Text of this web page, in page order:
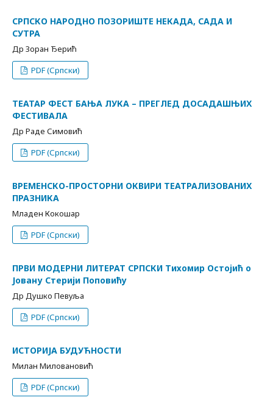
СРПСКО НАРОДНО ПОЗОРИШТЕ НЕКАДА, САДА И
СУТРА
Др Зоран Ђерић
PDF (Српски)
ТЕАТАР ФЕСТ БАЊА ЛУКА – ПРЕГЛЕД ДОСАДАШЊИХ
ФЕСТИВАЛА
Др Раде Симовић
PDF (Српски)
ВРЕМЕНСКО-ПРОСТОРНИ ОКВИРИ ТЕАТРАЛИЗОВАНИХ
ПРАЗНИКА
Младен Кокошар
PDF (Српски)
ПРВИ МОДЕРНИ ЛИТЕРАТ СРПСКИ Тихомир Остојић о
Јовану Стерији Поповићу
Др Душко Певуља
PDF (Српски)
ИСТОРИЈА БУДУЋНОСТИ
Милан Миловановић
PDF (Српски)